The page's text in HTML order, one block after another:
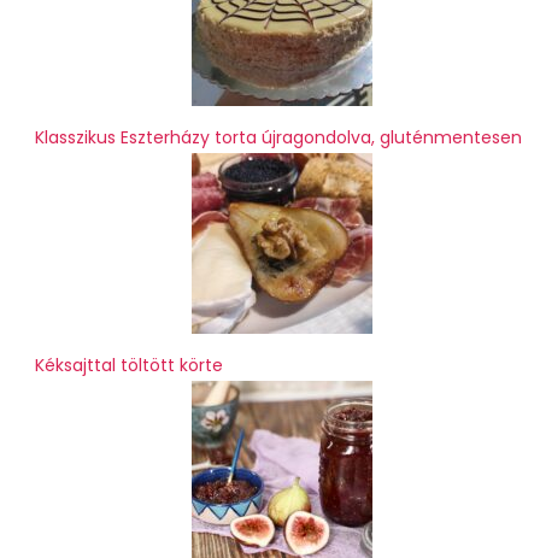
Klasszikus Eszterházy torta újragondolva, gluténmentesen
Kéksajttal töltött körte